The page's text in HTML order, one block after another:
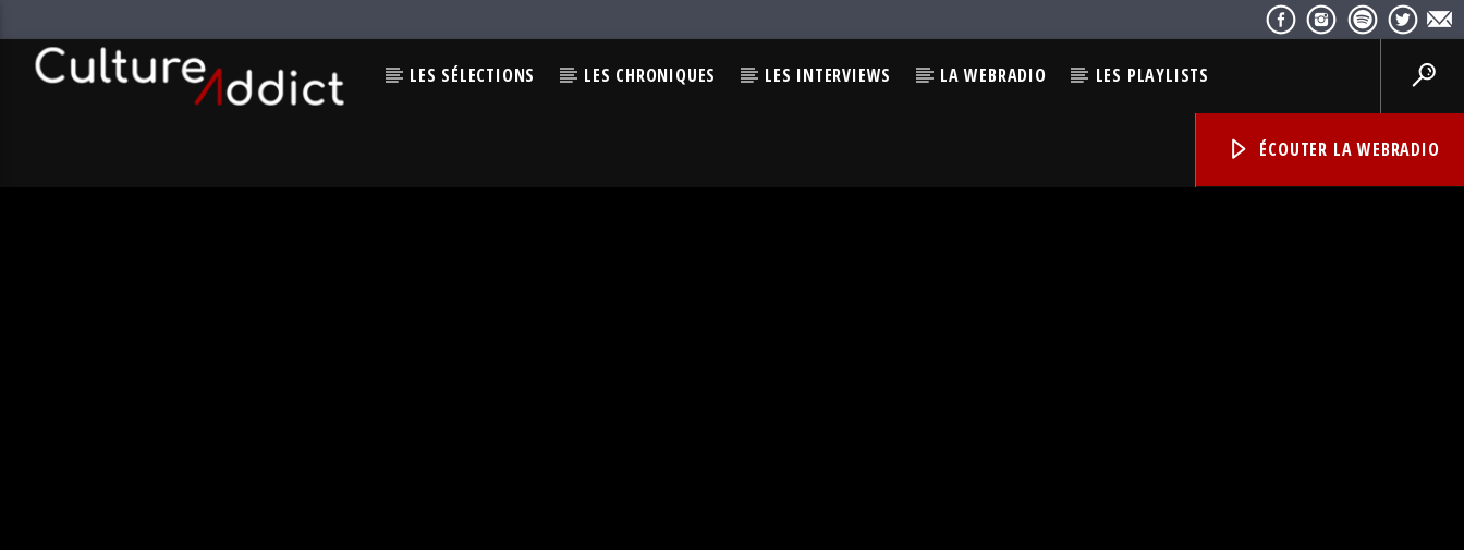
LES SÉLECTIONS LES CHRONIQUES LES INTERVIEWS LA WEBRADIO LES PLAYLISTS
ÉCOUTER LA WEBRADIO